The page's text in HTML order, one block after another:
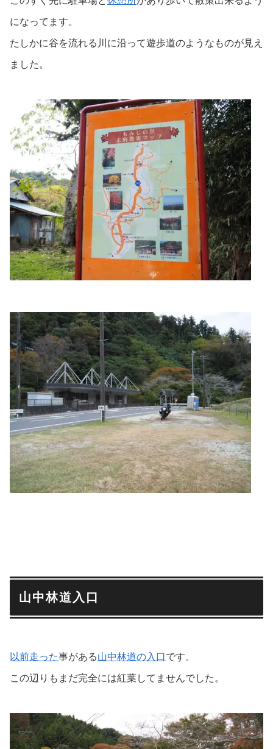
になってます。
たしかに谷を流れる川に沿って遊歩道のようなものが見え
ました。
山中林道入口
以前走った事がある山中林道の入口です。
この辺りもまだ完全には紅葉してませんでした。